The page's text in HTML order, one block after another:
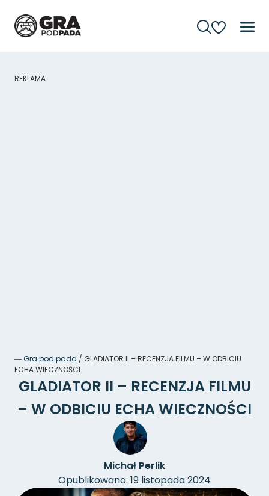
REKLAMA
―Gra pod pada / GLADIATOR II – RECENZJA FILMU – W ODBICIU
ECHA WIECZNOŚCI
GLADIATOR II – RECENZJA FILMU
– W ODBICIU ECHA WIECZNOŚCI
Michał Perlik
Opublikowano: 19 listopada 2024